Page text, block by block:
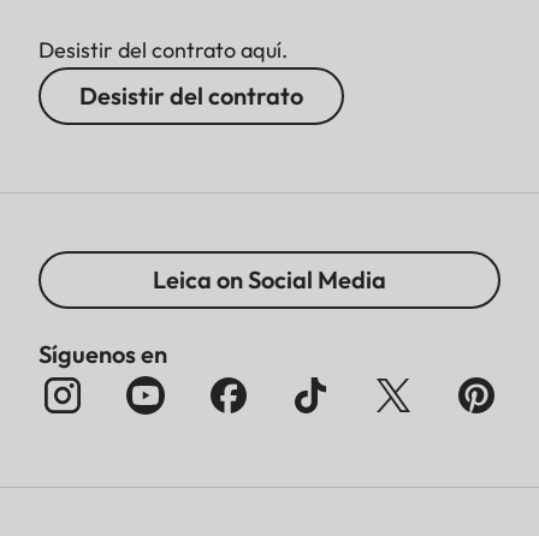
Desistir del contrato aquí.
Desistir del contrato
Leica on Social Media
Síguenos en